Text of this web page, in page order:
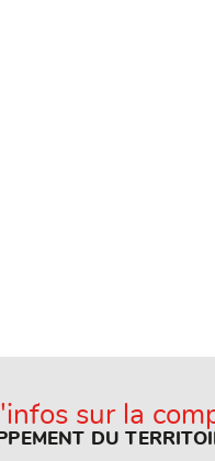
sur la
DU